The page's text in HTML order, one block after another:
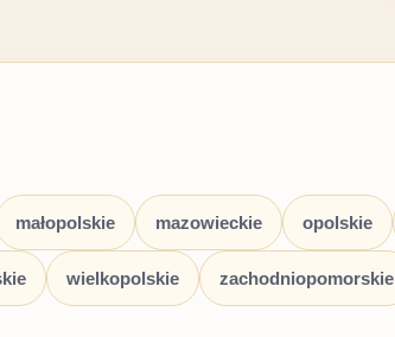
małopolskie mazowieckie opolskie
wielkopolskie zachodniopomorskie